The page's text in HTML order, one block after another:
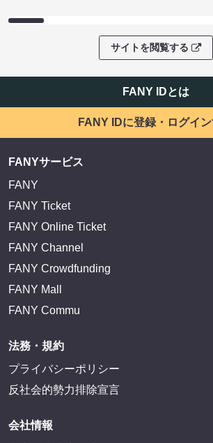
サイトを閲覧する
FANY IDとは
FANY IDに登録・ログイ
FANYサービス
FANY
FANY Ticket
FANY Online Ticket
FANY Channel
FANY Crowdfunding
FANY Mall
FANY Commu
法務・規約
プライバシーポリシー
反社会的勢力排除宣言
会社情報